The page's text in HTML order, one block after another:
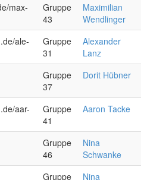
max-
Gruppe
43
Maximilian
Wendlinger
ale-
Gruppe
31
Alexander
Lanz
Gruppe
37
Dorit Hübner
aar-
Gruppe
41
Aaron Tacke
Gruppe
46
Nina
Schwanke
Gruppe
Nina